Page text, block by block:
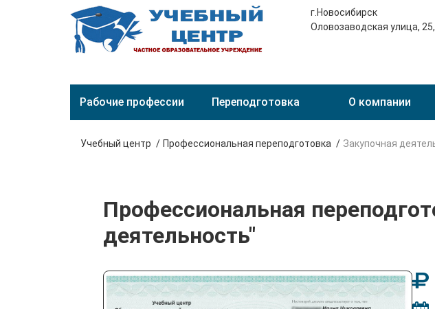
г.Новосибирск
Оловозаводская улица,
Рабочие профессии Переподготовка О компании
Учебный центр Профессиональная переподготовка Закупочная
Профессиональная
деятельность"